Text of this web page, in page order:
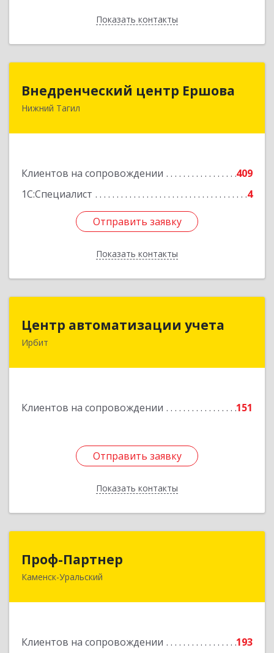
Показать контакты
Назад
Внедренческий центр Ершова
Нижний Тагил
Клиентов на сопровождении
409
1С:Специалист
4
Отправить заявку
Показать контакты
Внедренческий центр Ершова
622030, Свердловская обл, Нижний Тагил г,
Отправить заявку
Назад
Центр автоматизации учета
Ирбит
Клиентов на сопровождении 151
Отправить заявку
Показать контакты
623854, Свердловская обл, Ирбит г, Маршала
Отправить заявку
Назад
Проф-Партнер
Каменск-Уральский
Клиентов на сопровождении
193
623406, Свердловская обл, Каменск-Уральский